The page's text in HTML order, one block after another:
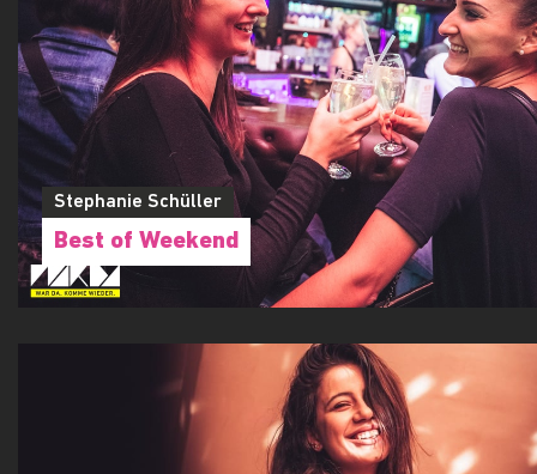
Stephanie Schüller
Best of Weekend